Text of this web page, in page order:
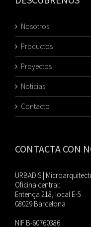
Nosotros
Productos
Proyectos
Noticias
Contacto
CONTACTA CON
URBADIS |
Oficina central:
Entença 218, local E-5
08029 Barcelona
NIF B-60760386